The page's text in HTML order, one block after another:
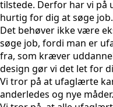
tilstede. Derfor har vi på
hurtig for dig at søge job.
Det behøver ikke være
søge job, fordi man er
fra, som kræver
design gør vi det let for
Vi tror på at ufaglærte
anderledes og nye måder.